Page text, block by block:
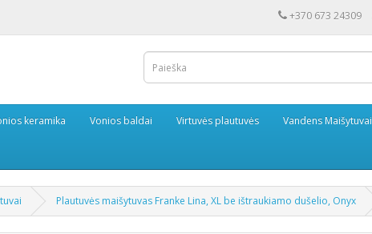
+370 673 24309
keramika Vonios baldai Virtuvės plautuvės Vandens Maišytuvai
Plautuvės maišytuvas Franke Lina, XL be ištraukiamo dušelio, Onyx